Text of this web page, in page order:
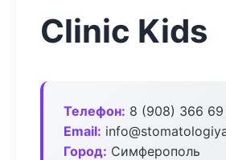
Clinic Kids
Телефон: 8 (908) 366 69
Email:
Город: Симферополь